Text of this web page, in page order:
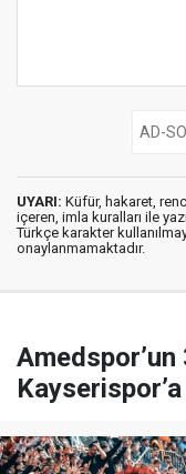
UYARI: Küfür, hakaret,
içeren, imla kuralları ile
Türkçe karakter
onaylanmamaktadır.